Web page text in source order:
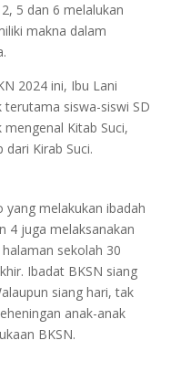
5 dan 6 melalukan
makna dalam
2024 ini, Ibu Lani
siswa-siswi SD
Kitab Suci,
Kirab Suci.
yang melakukan ibadah
4 juga melaksanakan
sekolah 30
Ibadat BKSN siang
siang hari, tak
anak-anak
BKSN.